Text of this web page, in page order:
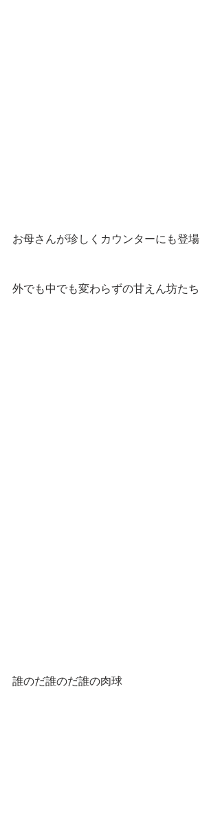
お母さんが珍しくカウンターにも登場
外でも中でも変わらずの甘えん坊たち
誰のだ誰のだ誰の肉球